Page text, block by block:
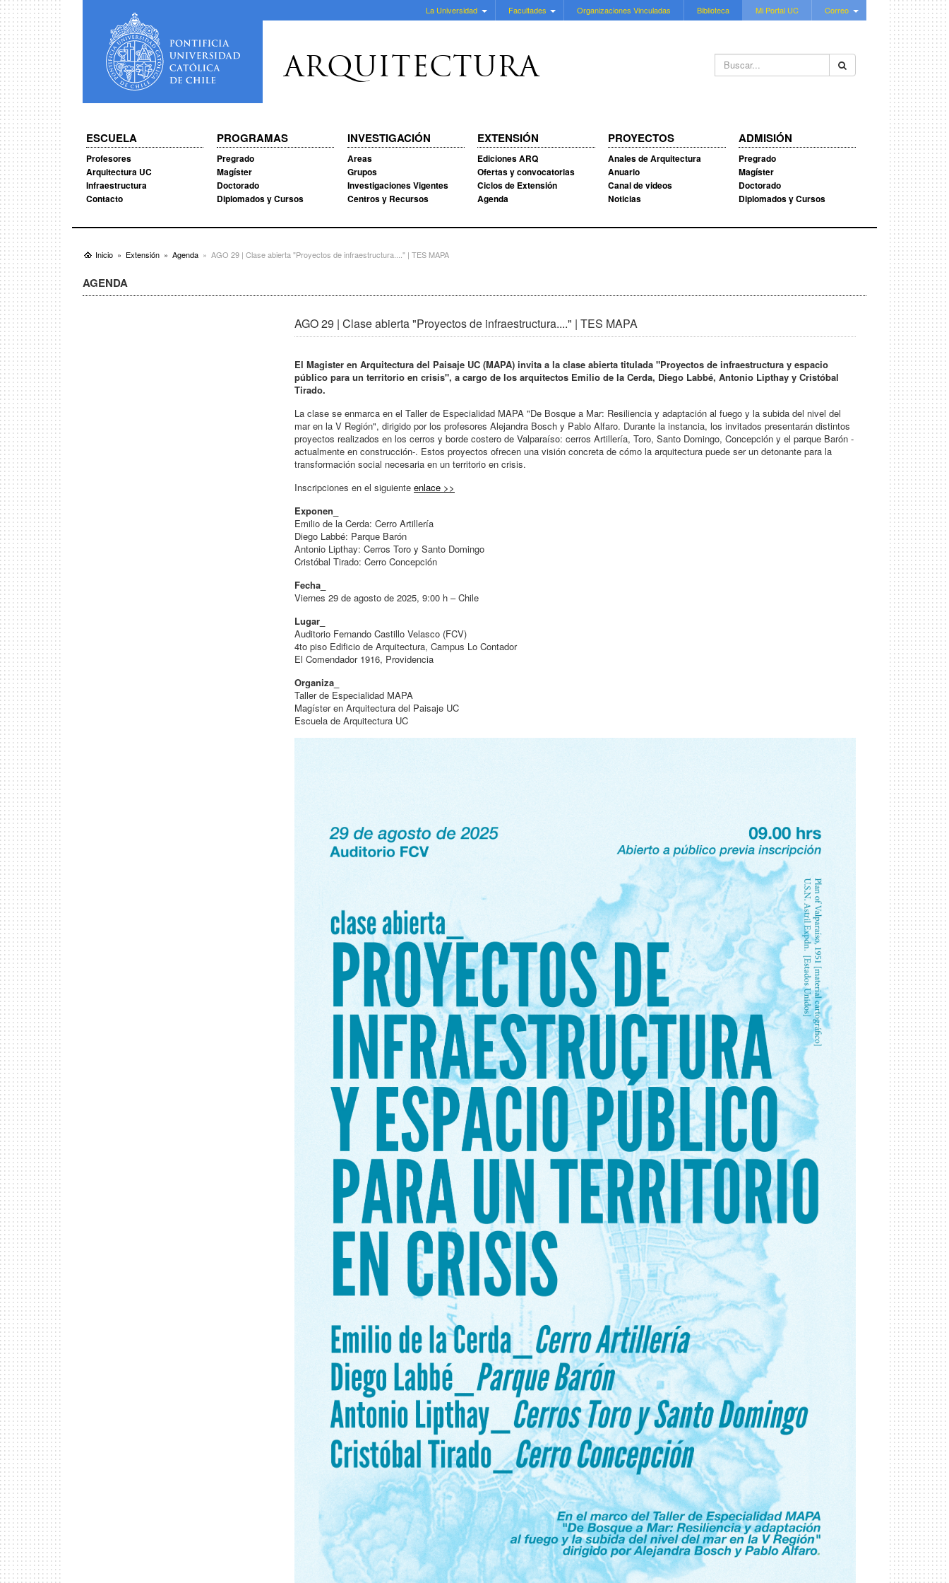
La Universidad Facultades Organizaciones Vinculadas Biblioteca Mi Portal UC Correo
Buscar...
ARQUITECTURA
ESCUELA
Profesores
Arquitectura UC
Infraestructura
Contacto
PROGRAMAS
Pregrado
Magíster
Doctorado
Diplomados y Cursos
INVESTIGACIÓN
Areas
Grupos
Investigaciones Vigentes
Centros y Recursos
EXTENSIÓN
Ediciones ARQ
Ofertas y convocatorias
Ciclos de Extensión
Agenda
PROYECTOS
Anales de Arquitectura
Anuario
Canal de videos
Noticias
ADMISIÓN
Pregrado
Magíster
Doctorado
Diplomados y Cursos
Inicio Extensión Agenda AGO 29 | Clase abierta "Proyectos de infraestructura...." | TES MAPA
AGENDA
AGO 29 | Clase abierta "Proyectos de infraestructura...." | TES MAPA
El Magister en Arquitectura del Paisaje UC (MAPA) invita a la clase abierta titulada "Proyectos de infraestructura y espacio
público para un territorio en crisis", a cargo de los arquitectos Emilio de la Cerda, Diego Labbé, Antonio Lipthay y Cristóbal
Tirado.
La clase se enmarca en el Taller de Especialidad MAPA "De Bosque a Mar: Resiliencia y adaptación al fuego y la subida del nivel del
mar en la V Región", dirigido por los profesores Alejandra Bosch y Pablo Alfaro. Durante la instancia, los invitados presentarán distintos
proyectos realizados en los cerros y borde costero de Valparaíso: cerros Artillería, Toro, Santo Domingo, Concepción y el parque Barón -
actualmente en construcción-. Estos proyectos ofrecen una visión concreta de cómo la arquitectura puede ser un detonante para la
transformación social necesaria en un territorio en crisis.
Inscripciones en el siguiente enlace >>
Exponen_
Emilio de la Cerda: Cerro Artillería
Diego Labbé: Parque Barón
Antonio Lipthay: Cerros Toro y Santo Domingo
Cristóbal Tirado: Cerro Concepción
Fecha_
Viernes 29 de agosto de 2025, 9:00 h – Chile
Lugar_
Auditorio Fernando Castillo Velasco (FCV)
4to piso Edificio de Arquitectura, Campus Lo Contador
El Comendador 1916, Providencia
Organiza_
Taller de Especialidad MAPA
Magíster en Arquitectura del Paisaje UC
Escuela de Arquitectura UC